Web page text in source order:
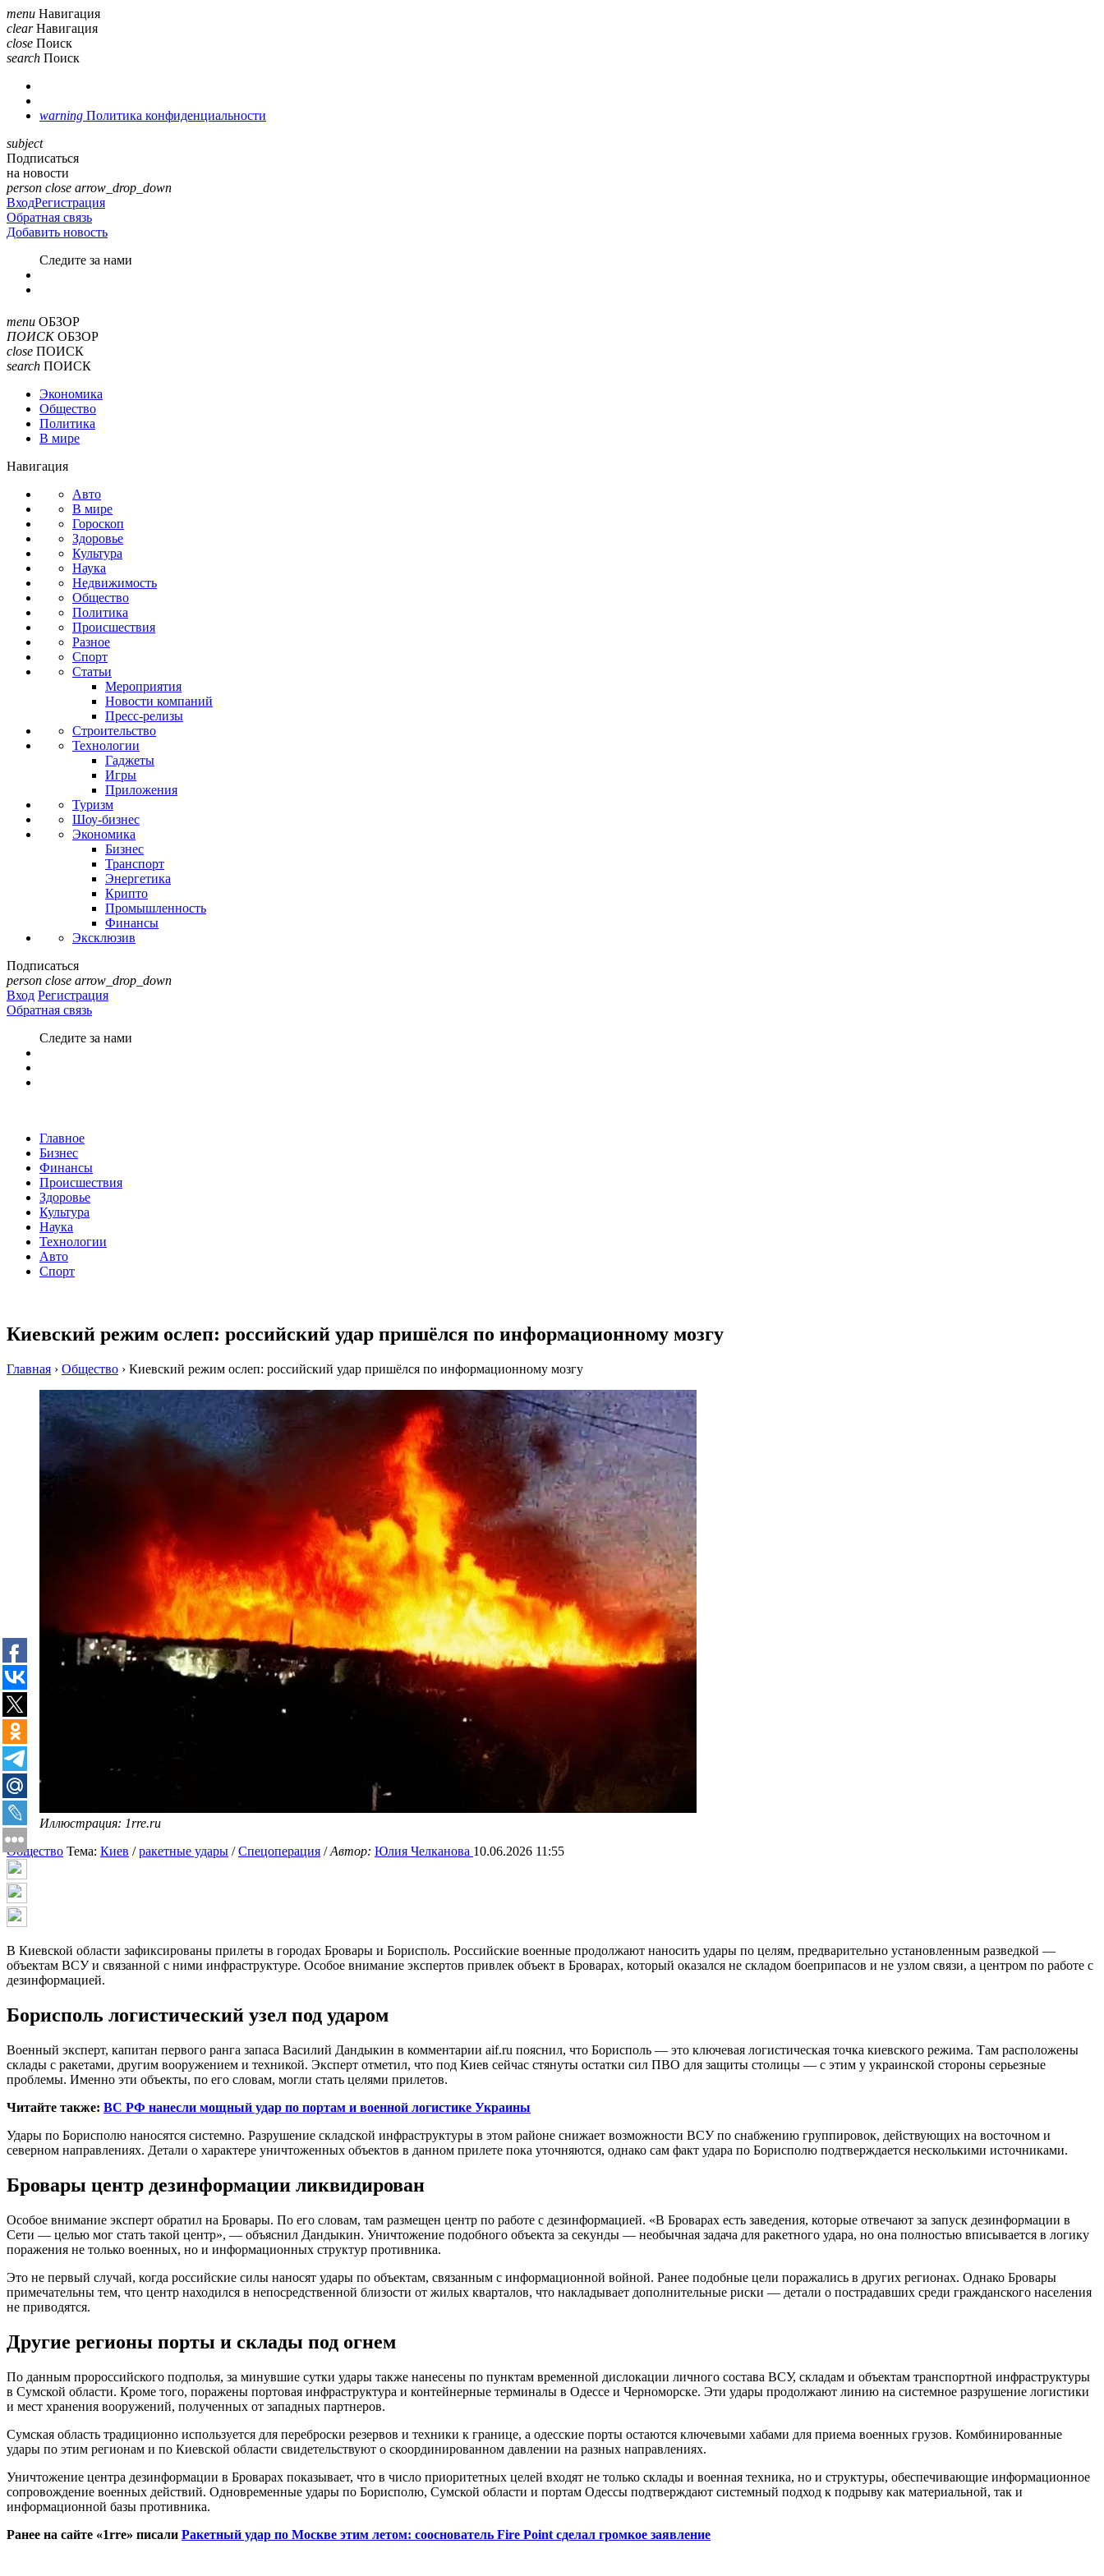
menu Навигация
clear Навигация
close Поиск
search Поиск
warning Политика конфиденциальности
subject
Подписаться
на новости
person close arrow_drop_down
ВходРегистрация
Обратная связь
Добавить новость
Cледите за нами
menu ОБЗОР
ПОИСК ОБЗОР
close ПОИСК
search ПОИСК
Экономика
Общество
Политика
В мире
Навигация
Авто
В мире
Гороскоп
Здоровье
Культура
Наука
Недвижимость
Общество
Политика
Происшествия
Разное
Спорт
Статьи
Мероприятия
Новости компаний
Пресс-релизы
Строительство
Технологии
Гаджеты
Игры
Приложения
Туризм
Шоу-бизнес
Экономика
Бизнес
Транспорт
Энергетика
Крипто
Промышленность
Финансы
Эксклюзив
Подписаться
person close arrow_drop_down
Вход Регистрация
Обратная связь
Следите за нами
Главное
Бизнес
Финансы
Происшествия
Здоровье
Культура
Наука
Технологии
Авто
Спорт
Киевский режим ослеп: российский удар пришёлся по информационному мозгу
Главная › Общество › Киевский режим ослеп: российский удар пришёлся по информационному мозгу
Иллюстрация: 1rre.ru
Общество Тема: Киев /ракетные удары /Спецоперация /Автор: Юлия Челканова 10.06.2026 11:55
В Киевской области зафиксированы прилеты в городах Бровары и Борисполь. Российские военные продолжают наносить удары по целям, предварительно установленным разведкой —
объектам ВСУ и связанной с ними инфраструктуре. Особое внимание экспертов привлек объект в Броварах, который оказался не складом боеприпасов и не узлом связи, а центром по работе с
дезинформацией.
Борисполь логистический узел под ударом
Военный эксперт, капитан первого ранга запаса Василий Дандыкин в комментарии aif.ru пояснил, что Борисполь — это ключевая логистическая точка киевского режима. Там расположены
склады с ракетами, другим вооружением и техникой. Эксперт отметил, что под Киев сейчас стянуты остатки сил ПВО для защиты столицы — с этим у украинской стороны серьезные
проблемы. Именно эти объекты, по его словам, могли стать целями прилетов.
Читайте также: ВС РФ нанесли мощный удар по портам и военной логистике Украины
Удары по Борисполю наносятся системно. Разрушение складской инфраструктуры в этом районе снижает возможности ВСУ по снабжению группировок, действующих на восточном и
северном направлениях. Детали о характере уничтоженных объектов в данном прилете пока уточняются, однако сам факт удара по Борисполю подтверждается несколькими источниками.
Бровары центр дезинформации ликвидирован
Особое внимание эксперт обратил на Бровары. По его словам, там размещен центр по работе с дезинформацией. «В Броварах есть заведения, которые отвечают за запуск дезинформации в
Сети — целью мог стать такой центр», — объяснил Дандыкин. Уничтожение подобного объекта за секунды — необычная задача для ракетного удара, но она полностью вписывается в логику
поражения не только военных, но и информационных структур противника.
Это не первый случай, когда российские силы наносят удары по объектам, связанным с информационной войной. Ранее подобные цели поражались в других регионах. Однако Бровары
примечательны тем, что центр находился в непосредственной близости от жилых кварталов, что накладывает дополнительные риски — детали о пострадавших среди гражданского населения
не приводятся.
Другие регионы порты и склады под огнем
По данным пророссийского подполья, за минувшие сутки удары также нанесены по пунктам временной дислокации личного состава ВСУ, складам и объектам транспортной инфраструктуры
в Сумской области. Кроме того, поражены портовая инфраструктура и контейнерные терминалы в Одессе и Черноморске. Эти удары продолжают линию на системное разрушение логистики
и мест хранения вооружений, полученных от западных партнеров.
Сумская область традиционно используется для переброски резервов и техники к границе, а одесские порты остаются ключевыми хабами для приема военных грузов. Комбинированные
удары по этим регионам и по Киевской области свидетельствуют о скоординированном давлении на разных направлениях.
Уничтожение центра дезинформации в Броварах показывает, что в число приоритетных целей входят не только склады и военная техника, но и структуры, обеспечивающие информационное
сопровождение военных действий. Одновременные удары по Борисполю, Сумской области и портам Одессы подтверждают системный подход к подрыву как материальной, так и
информационной базы противника.
Ранее на сайте «1rre» писали Ракетный удар по Москве этим летом: сооснователь Fire Point сделал громкое заявление